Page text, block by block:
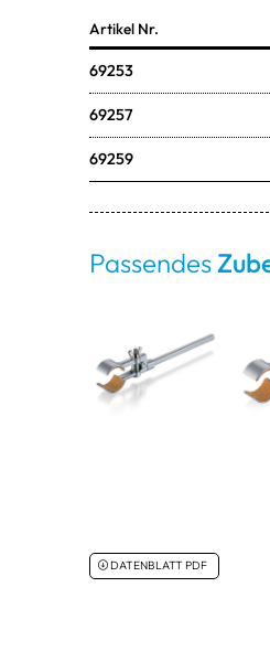
Artikel Nr.
69253
69257
69259
Passendes
DATENBLATT PDF